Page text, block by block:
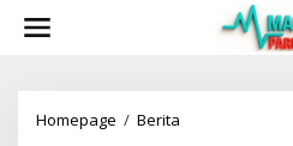
Homepage / Berita